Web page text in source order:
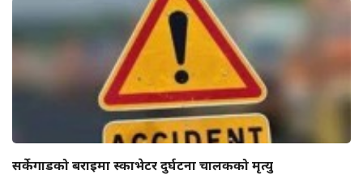
सर्केगाडको बराइमा स्काभेटर दुर्घटना चालकको मृत्यु